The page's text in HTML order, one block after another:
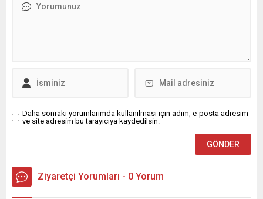
Daha sonraki yorumlarımda kullanılması için adım, e-posta adresim
ve site adresim bu tarayıcıya kaydedilsin.
Ziyaretçi Yorumları - 0 Yorum